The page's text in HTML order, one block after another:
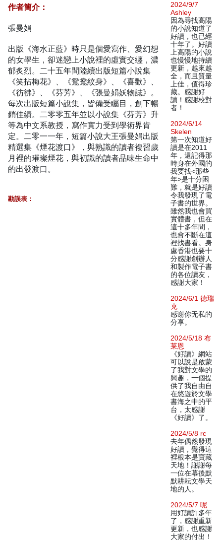
作者簡介：
張曼娟
出版《海水正藍》時只是個愛寫作、愛幻想
的女學生，卻迷戀上小說裡的虛實交纏，濃
郁炙烈。二十五年間陸續出版短篇小說集
《笑拈梅花》、《鴛鴦紋身》、《喜歡》、
《彷彿》、《芬芳》、《張曼娟妖物誌》。
每次出版短篇小說集，皆備受矚目，創下暢
銷佳績。二零零五年並以小說集《芬芳》升
等為中文系教授，寫作實力受到學術界肯
定。二零一一年，短篇小說大王張曼娟出版
精選集《煙花渡口》，與熟識的讀者複習歲
月裡的璀璨煙花，與初識的讀者品味生命中
的出發渡口。
勘誤表：
2024/9/7
Ashley
因為尋找高陽
的小說知道了
好讀，也已經
十年了。好讀
上高陽的小說
也慢慢地持續
更新，越來越
全，而且質量
上佳，值得珍
藏。感謝好
讀！感謝校對
者！
2024/6/14
Skelen
第一次知道好
讀是在2011
年，還記得那
時身在外國的
我要找<那些
年>是十分困
難，就是好讀
令我發現了電
子書的世界。
雖然我也會買
實體書，但在
這十多年間，
也會不斷在這
裡找書看。身
處香港也要十
分感謝創辦人
和製作電子書
的各位讀友，
感謝大家！
2024/6/1 德瑞
克
感谢你无私的
分享。
2024/5/18 布
莱恩
《好讀》網站
可以說是啟蒙
了我對文學的
興趣，一個提
供了我自由自
在悠遊於文學
書海之中的平
台，太感謝
《好讀》了。
2024/5/8 rc
去年偶然發現
好讀，覺得這
裡根本是寶藏
天地！謝謝每
一位在幕後默
默耕耘文學天
地的人。
2024/5/7 呢
用好讀許多年
了，感謝重新
更新，也感謝
大家的付出！